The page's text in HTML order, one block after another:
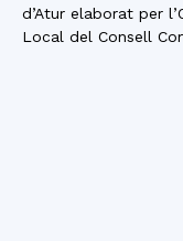
d’Atur elaborat per
Local del Consell